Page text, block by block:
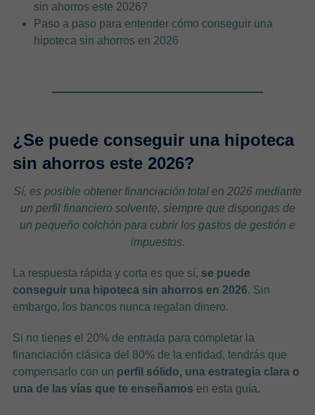
sin ahorros este 2026?
Paso a paso para entender cómo conseguir una
hipoteca sin ahorros en 2026
¿Se puede conseguir una hipoteca
sin ahorros este 2026?
Sí, es posible obtener financiación total en 2026 mediante
un perfil financiero solvente, siempre que dispongas de
un pequeño colchón para cubrir los gastos de gestión e
impuestos.
La respuesta rápida y corta es que sí, se puede
conseguir una hipoteca sin ahorros en 2026. Sin
embargo, los bancos nunca regalan dinero.
Si no tienes el 20% de entrada para completar la
financiación clásica del 80% de la entidad, tendrás que
compensarlo con un perfil sólido, una estrategia clara o
una de las vías que te enseñamos en esta guía.